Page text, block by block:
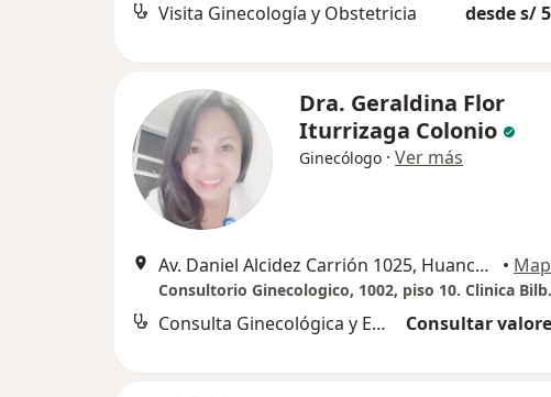
Visita Ginecología y Obstetricia desde s/
Dra. Geraldina Flor
Iturrizaga Colonio
Ginecólogo · Ver más
Av. Daniel Alcidez Carrión 1025, Huancayo •
Consulta Ginecológica y Embarazo Consultar